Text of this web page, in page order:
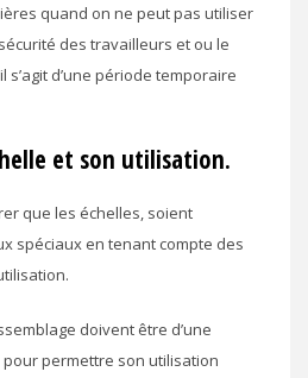
quand on ne peut pas utiliser
des travailleurs et ou le
s’agit d’une période temporaire
et son utilisation.
que les échelles, soient
spéciaux en tenant compte des
doivent être d’une
permettre son utilisation